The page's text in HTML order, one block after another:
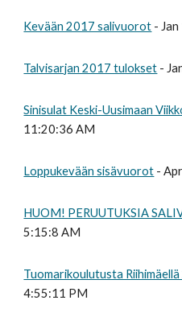
Kevään 2017 salivuorot -
Talvisarjan 2017 tulokset -
Sinisulat Keski-Uusimaan
11:20:36 AM
Loppukevään sisävuorot -
HUOM! PERUUTUKSIA
5:15:8 AM
Tuomarikoulutusta
4:55:11 PM